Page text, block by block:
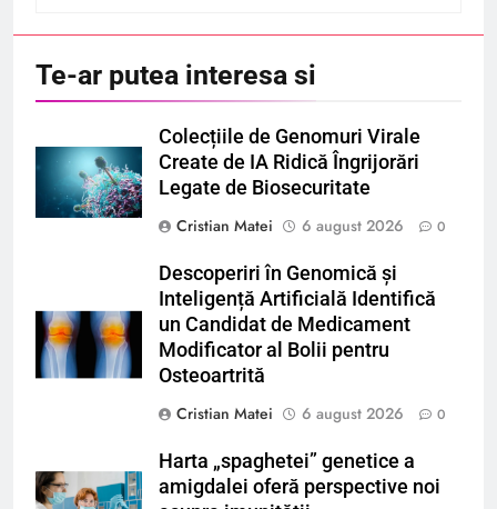
Te-ar putea interesa si
Colecțiile de Genomuri Virale
Create de IA Ridică Îngrijorări
Legate de Biosecuritate
Cristian Matei
6 august 2026 0
Descoperiri în Genomică și
Inteligență Artificială Identifică
un Candidat de Medicament
Modificator al Bolii pentru
Osteoartrită
Cristian Matei
6 august 2026 0
Harta „spaghetei” genetice a
amigdalei oferă perspective noi